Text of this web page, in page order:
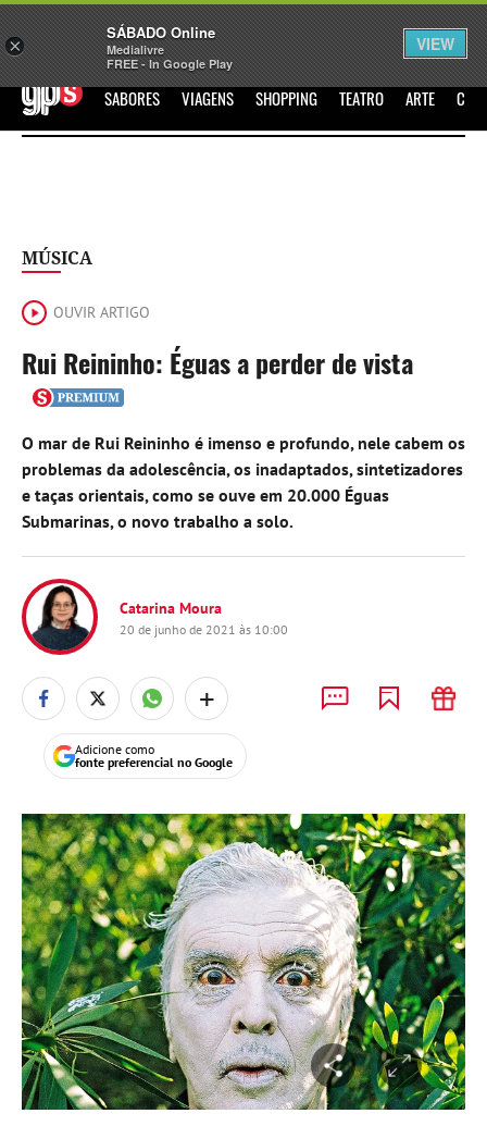
Sábado Assine Iniciar Sessão
GPS SABORES VIAGENS SHOPPING TEATRO ARTE
MÚSICA
OUVIR ARTIGO
Rui Reininho: Éguas a perder de vista
O mar de Rui Reininho é imenso e profundo, nele cabem os
problemas da adolescência, os inadaptados, sintetizadores
e taças orientais, como se ouve em 20.000 Éguas
Submarinas, o novo trabalho a solo.
Catarina Moura
20 de junho de 2021 às 10:00
+
Adicione como
fonte preferencial no Google
×
SÁBADO Online
Medialivre
FREE - In Google Play
VIEW